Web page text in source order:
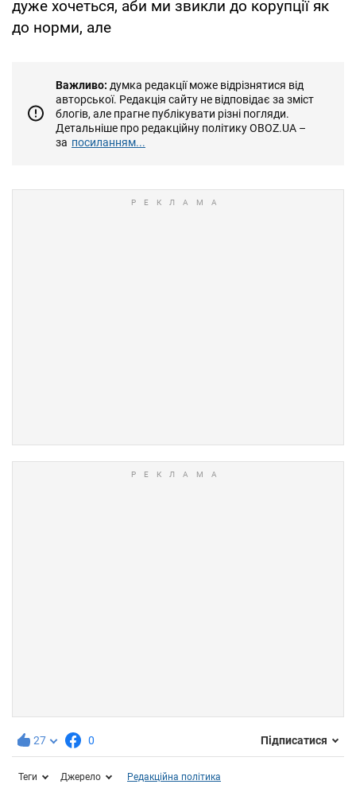
дуже хочеться, аби ми звикли до корупції як
до норми, але
Важливо: думка редакції може відрізнятися від
авторської. Редакція сайту не відповідає за зміст
блогів, але прагне публікувати різні погляди.
Детальніше про редакційну політику OBOZ.UA –
за посиланням...
27 0 Підписатися
Теги Джерело Редакційна політика